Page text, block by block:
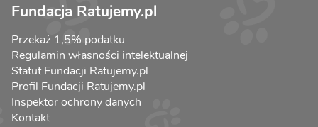
Fundacja Ratujemy.pl
Przekaż 1,5% podatku
Regulamin własności intelektualnej
Statut Fundacji Ratujemy.pl
Profil Fundacji Ratujemy.pl
Inspektor ochrony danych
Kontakt